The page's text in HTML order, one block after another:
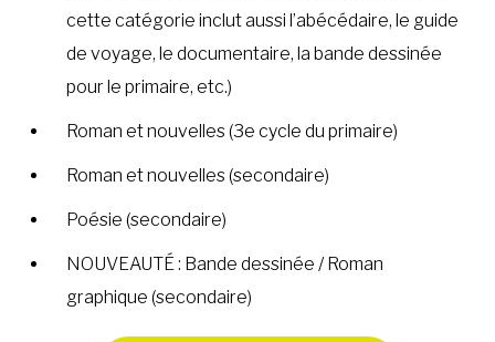
cette catégorie inclut aussi l’abécédaire, le guide
de voyage, le documentaire, la bande dessinée
pour le primaire, etc.)
Roman et nouvelles (3e cycle du primaire)
Roman et nouvelles (secondaire)
Poésie (secondaire)
NOUVEAUTÉ : Bande dessinée / Roman
graphique (secondaire)